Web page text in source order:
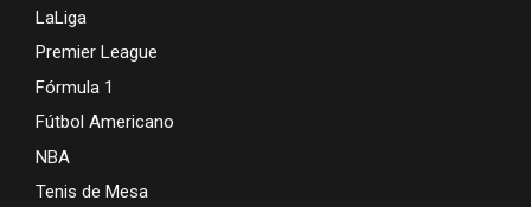
LaLiga
Premier League
Fórmula 1
Fútbol Americano
NBA
Tenis de Mesa